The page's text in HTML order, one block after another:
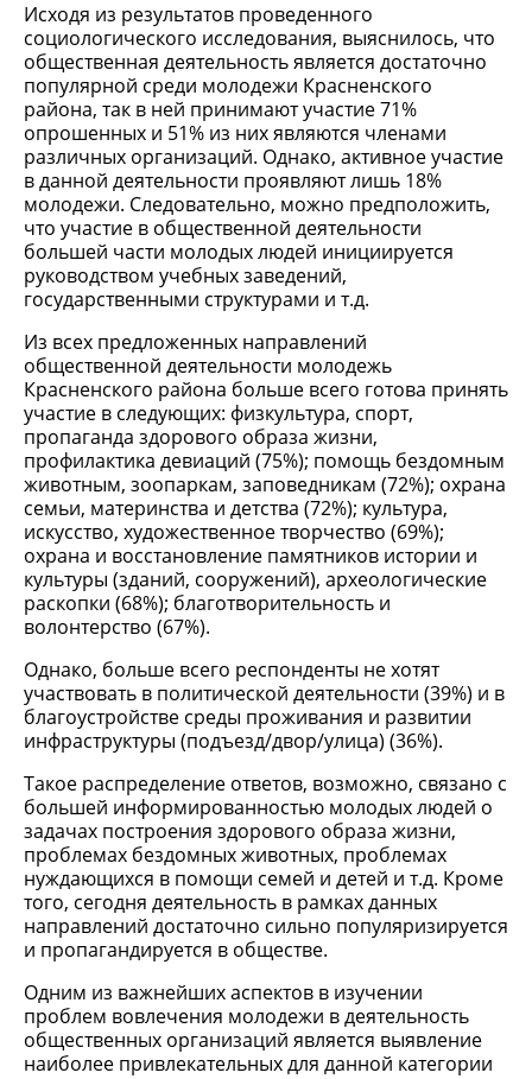
Исходя из результатов проведенного
социологического исследования, выяснилось, что
общественная деятельность является достаточно
популярной среди молодежи Красненского
района, так в ней принимают участие 71%
опрошенных и 51% из них являются членами
различных организаций. Однако, активное участие
в данной деятельности проявляют лишь 18%
молодежи. Следовательно, можно предположить,
что участие в общественной деятельности
большей части молодых людей инициируется
руководством учебных заведений,
государственными структурами и т.д.
Из всех предложенных направлений
общественной деятельности молодежь
Красненского района больше всего готова принять
участие в следующих: физкультура, спорт,
пропаганда здорового образа жизни,
профилактика девиаций (75%); помощь бездомным
животным, зоопаркам, заповедникам (72%); охрана
семьи, материнства и детства (72%); культура,
искусство, художественное творчество (69%);
охрана и восстановление памятников истории и
культуры (зданий, сооружений), археологические
раскопки (68%); благотворительность и
волонтерство (67%).
Однако, больше всего респонденты не хотят
участвовать в политической деятельности (39%) и в
благоустройстве среды проживания и развитии
инфраструктуры (подъезд/двор/улица) (36%).
Такое распределение ответов, возможно, связано с
большей информированностью молодых людей о
задачах построения здорового образа жизни,
проблемах бездомных животных, проблемах
нуждающихся в помощи семей и детей и т.д. Кроме
того, сегодня деятельность в рамках данных
направлений достаточно сильно популяризируется
и пропагандируется в обществе.
Одним из важнейших аспектов в изучении
проблем вовлечения молодежи в деятельность
общественных организаций является выявление
наиболее привлекательных для данной категории